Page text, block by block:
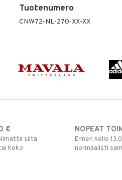
Tuotenumero
CNW72-NL-270-XX-XX
€
siitä
koko
NOPEAT
Ennen kello
normaalisti